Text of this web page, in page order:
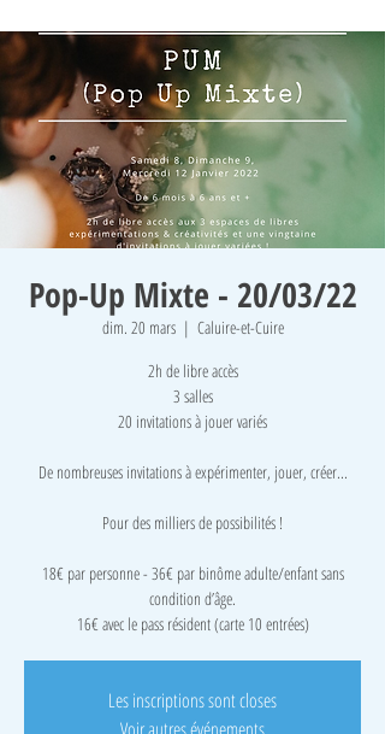
Pop-Up Mixte - 20/03/22
dim. 20 mars
  |
Caluire-et-Cuire
2h de libre accès
3 salles
20 invitations à jouer variés
De nombreuses invitations à expérimenter, jouer, créer...
Pour des milliers de possibilités !
18€ par personne - 36€ par binôme adulte/enfant sans
condition d’âge.
16€ avec le pass résident (carte 10 entrées)
Les inscriptions sont closes